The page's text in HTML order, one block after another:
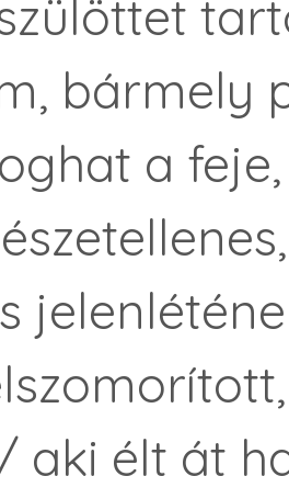
bármely
a
aki élt át